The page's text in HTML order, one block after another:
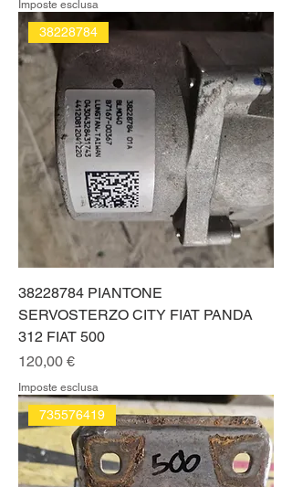
Imposte esclusa
38228784
38228784 PIANTONE
SERVOSTERZO CITY FIAT PANDA
312 FIAT 500
Prezzo
120,00 €
Imposte esclusa
735576419